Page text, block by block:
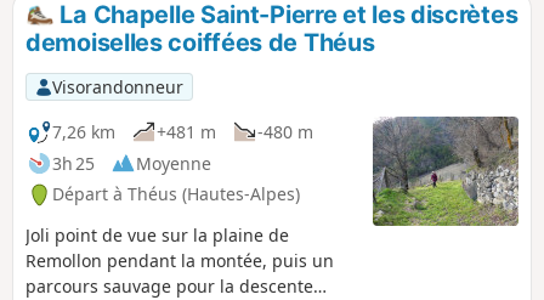
La Chapelle Saint-Pierre et les discrètes
demoiselles coiffées de Théus
Visorandonneur
7,26 km
+481 m
-480 m
3h 25
Moyenne
Départ à Théus (Hautes-Alpes)
Joli point de vue sur la plaine de
Remollon pendant la montée, puis un
parcours sauvage pour la descente